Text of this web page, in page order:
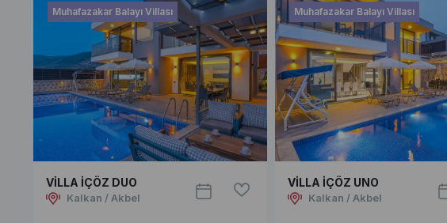
Muhafazakar Balayı Villası
VİLLA İÇÖZ DUO
Kalkan / Akbel
Muhafazakar Balayı Villası
VİLLA İÇÖZ UNO
Kalkan / Akbel